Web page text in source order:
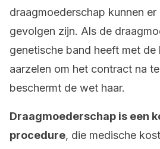
draagmoederschap kunnen
gevolgen zijn. Als de
genetische band heeft met de
aarzelen om het contract na
beschermt de wet haar.
Draagmoederschap is een
procedure, die medische